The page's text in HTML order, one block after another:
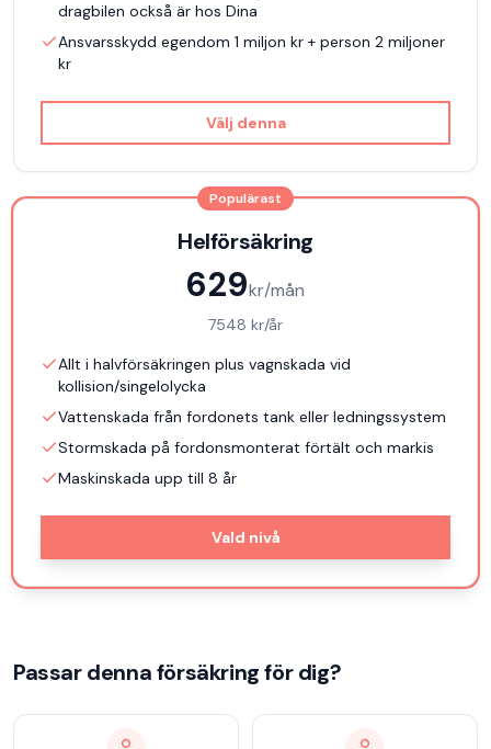
dragbilen också är hos Dina
Ansvarsskydd egendom 1 miljon kr + person 2 miljoner
kr
Välj denna
Populärast
Helförsäkring
629kr/mån
7548 kr/år
Allt i halvförsäkringen plus vagnskada vid
kollision/singelolycka
Vattenskada från fordonets tank eller ledningssystem
Stormskada på fordonsmonterat förtält och markis
Maskinskada upp till 8 år
Vald nivå
Passar denna försäkring för dig?